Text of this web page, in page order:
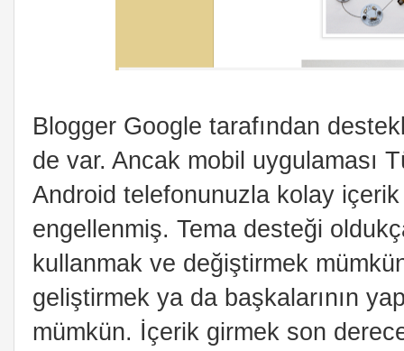
Blogger Google tarafından
de var. Ancak mobil uygulaması
Android telefonunuzla kolay
engellenmiş. Tema desteği
kullanmak ve değiştirmek
geliştirmek ya da başkalarının
mümkün. İçerik girmek son